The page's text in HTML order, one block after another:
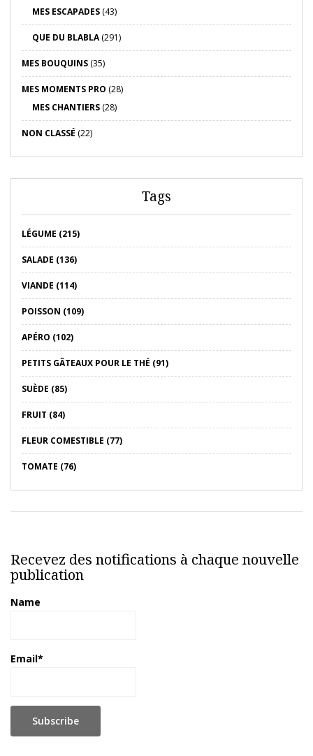
MES ESCAPADES (43)
QUE DU BLABLA(291)
MES BOUQUINS (35)
MES MOMENTS PRO (28)
MES CHANTIERS (28)
NON CLASSÉ (22)
Tags
LÉGUME (215)
SALADE (136)
VIANDE (114)
POISSON (109)
APÉRO (102)
PETITS GÂTEAUX POUR LE THÉ (91)
SUÈDE (85)
FRUIT (84)
FLEUR COMESTIBLE (77)
TOMATE (76)
Recevez des notifications à chaque nouvelle
publication
Name
Email*